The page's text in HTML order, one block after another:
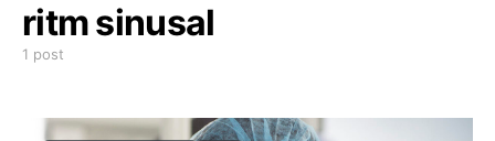
ritm sinusal
1 post